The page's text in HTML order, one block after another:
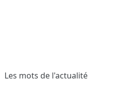
Les mots de l'actualité